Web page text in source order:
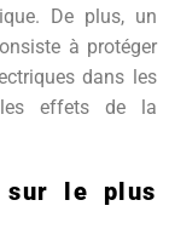
De plus, un
à protéger
dans les
les effets de la
sur le plus